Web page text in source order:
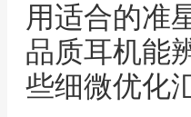
用适合的准
品质耳机能
些细微优化